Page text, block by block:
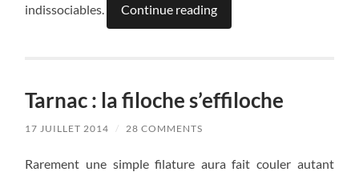
indissociables.
Continue reading
Tarnac : la filoche s’effiloche
17 JUILLET 2014 / 28 COMMENTS
Rarement une simple filature aura fait couler autant